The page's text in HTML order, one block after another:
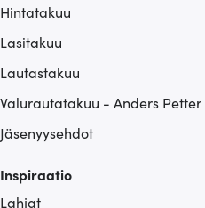
Hintatakuu
Lasitakuu
Lautastakuu
Valurautatakuu - Anders Petter
Jäsenyysehdot
Inspiraatio
Lahjat